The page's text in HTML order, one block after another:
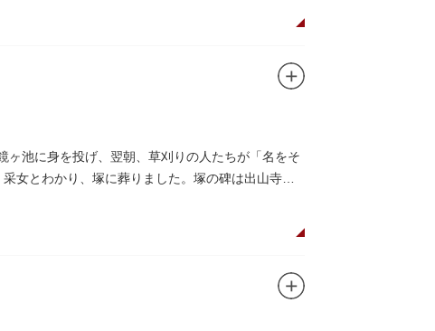
池に身を投げ、翌朝、草刈りの人たちが「名をそ
女とわかり、塚に葬りました。塚の碑は出山寺